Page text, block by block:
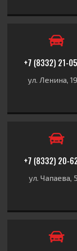
+7 (8332) 21-
ул. Ленина,
+7 (8332) 20-
ул. Чапаева,